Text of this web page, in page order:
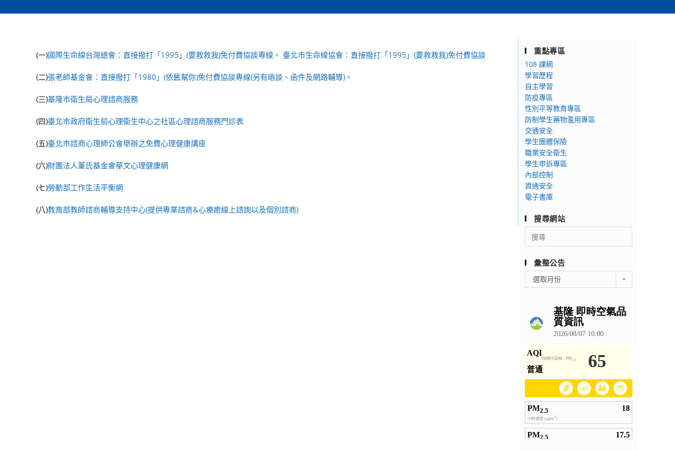
(一)國際生命線台灣總會：直接撥打「1995」(要救救我)免付費協談專線。 臺北市生命線協會：直接撥打「1995」(要救救我)免付費協談
(二)張老師基金會：直接撥打「1980」(依舊幫你)免付費協談專線(另有晤談、函件及網路輔導)。
(三)基隆市衛生局心理諮商服務
(四)臺北市政府衛生局心理衛生中心之社區心理諮商服務門診表
(五)臺北市諮商心理師公會舉辦之免費心理健康講座
(六)財團法人董氏基金會華文心理健康網
(七)勞動部工作生活平衡網
(八)教育部教師諮商輔導支持中心(提供專業諮商&心療癒線上諮詢以及個別諮商)
重點專區
108 課綱
學習歷程
自主學習
防疫專區
性別平等教育專區
防制學生藥物濫用專區
交通安全
學生團體保險
職業安全衛生
學生申訴專區
內部控制
資通安全
電子書庫
搜尋網站
Search
for:
彙整公告
整
選取月份